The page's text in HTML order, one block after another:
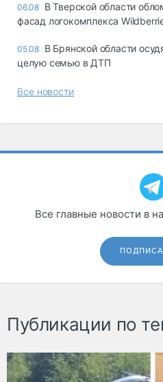
06.08 В Тверской области
фасад логокомплекса
05.08 В Брянской области
целую семью в ДТП
Все новости
Все главные новости в
Публикации по